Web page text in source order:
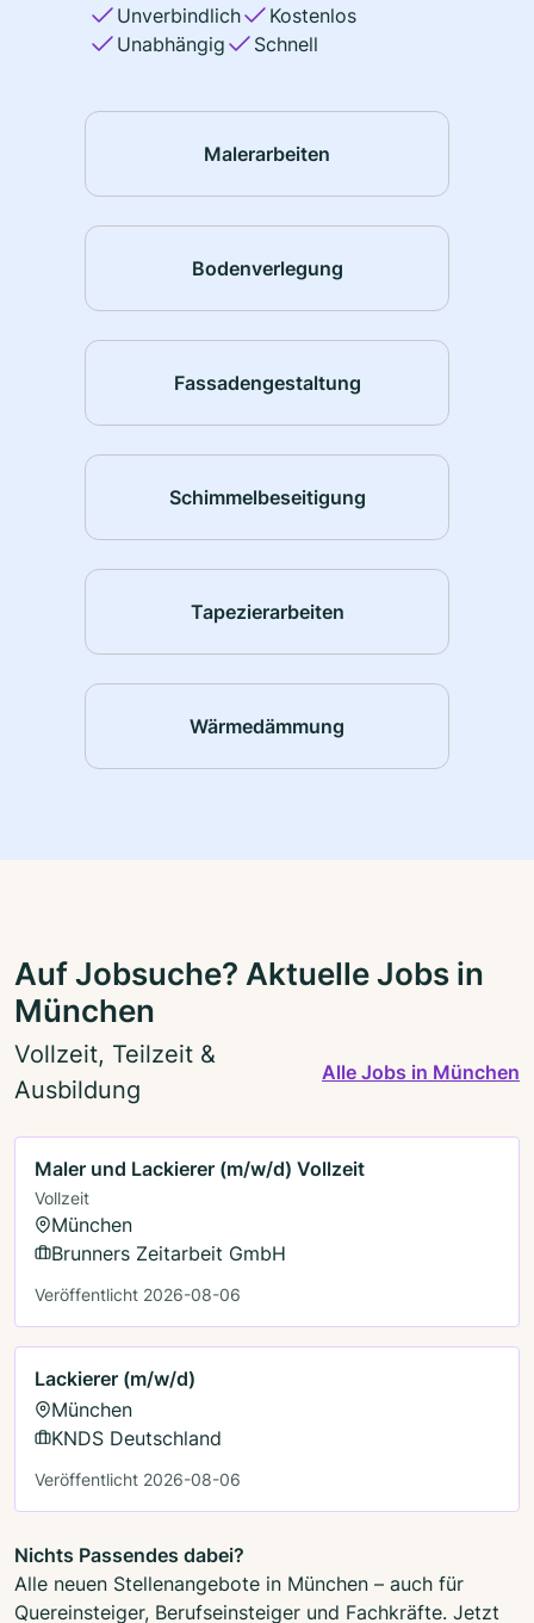
Unverbindlich
Kostenlos
Unabhängig
Schnell
Malerarbeiten
Bodenverlegung
Fassadengestaltung
Schimmelbeseitigung
Tapezierarbeiten
Wärmedämmung
Auf Jobsuche? Aktuelle Jobs in
München
Vollzeit, Teilzeit &
Ausbildung
Alle Jobs in München
Maler und Lackierer (m/w/d) Vollzeit
Vollzeit
München
Brunners Zeitarbeit GmbH
Veröffentlicht 2026-08-06
Lackierer (m/w/d)
München
KNDS Deutschland
Veröffentlicht 2026-08-06
Nichts Passendes dabei?
Alle neuen Stellenangebote in München – auch für
Quereinsteiger, Berufseinsteiger und Fachkräfte. Jetzt